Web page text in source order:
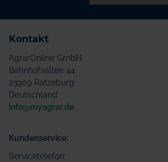
Kontakt
AgrarOnline GmbH
Bahnhofsallee 44
23909 Ratzeburg
Deutschland
info@myagrar.de
Kundenservice:
Servicetelefon: